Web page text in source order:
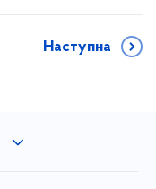
Наступна